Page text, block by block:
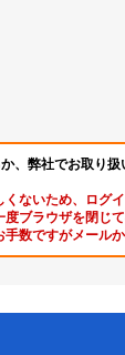
、弊社でお取り
ないため、ログ
ブラウザを閉じ
数ですがメール